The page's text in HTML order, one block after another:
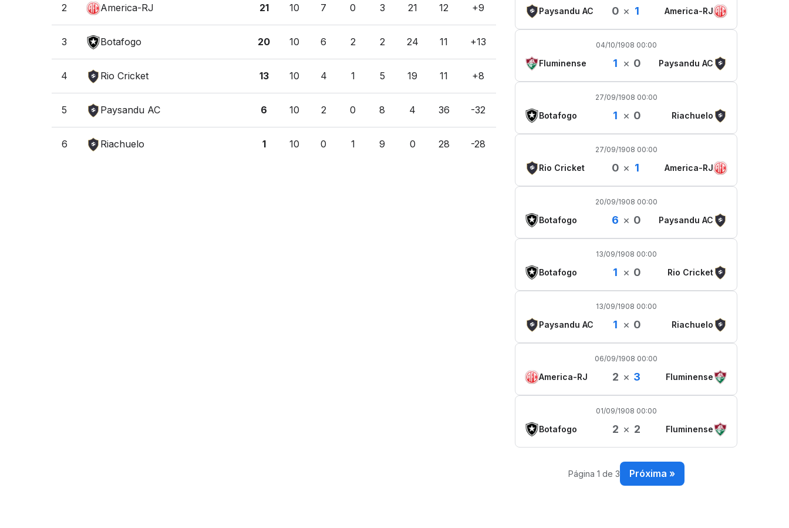
2 America-RJ 21 10 7 0 3 21 12 +9
3 Botafogo 20 10 6 2 2 24 11 +13
4 Rio Cricket 13 10 4 1 5 19 11 +8
5 Paysandu AC 6 10 2 0 8 4 36 -32
6 Riachuelo 1 10 0 1 9 0 28 -28
Paysandu AC 0 × 1 America-RJ
04/10/1908 00:00
Fluminense 1 × 0 Paysandu AC
27/09/1908 00:00
Botafogo 1 × 0 Riachuelo
27/09/1908 00:00
Rio Cricket 0 × 1 America-RJ
20/09/1908 00:00
Botafogo 6 × 0 Paysandu AC
13/09/1908 00:00
Botafogo 1 × 0 Rio Cricket
13/09/1908 00:00
Paysandu AC 1 × 0 Riachuelo
06/09/1908 00:00
America-RJ 2 × 3 Fluminense
01/09/1908 00:00
Botafogo 2 × 2 Fluminense
Página 1 de 3 Próxima »